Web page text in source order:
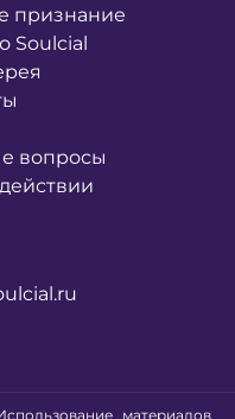
признание
Soulcial
вопросы
материалов